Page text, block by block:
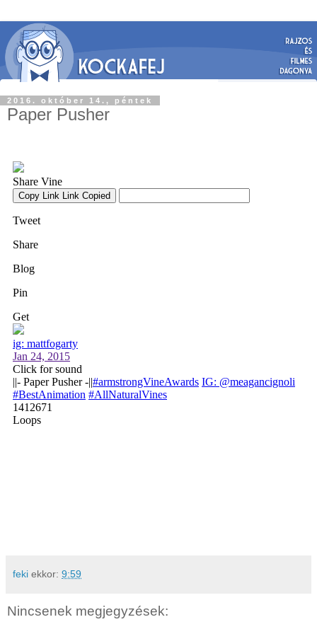
2016. október 14., péntek
Paper Pusher
feki ekkor: 9:59
Nincsenek megjegyzések: